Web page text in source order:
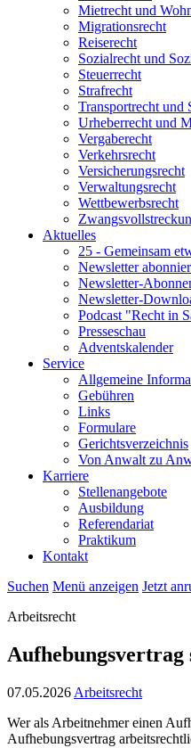
Mietrecht und
Migrationsrecht
Reiserecht
Sozialrecht und
Steuerrecht
Strafrecht
Transportrecht und
Urheberrecht und
Vergaberecht
Verkehrsrecht
Versicherungsrecht
Verwaltungsrecht
Wettbewerbsrecht
Aktuelles
25 - Gemeinsam
Newsletter
Newsletter-
Newsletter-
Podcast "Recht in
Presseschau
Adventskalender
Service
Allgemeine
Gebühren
Links
Formulare
Gerichtsverzeichnis
Von Anwalt zu
Karriere
Stellenangebote
Ausbildung
Referendariat
Praktikum
Kontakt
Suchen Menü anzeigen Jetzt
Arbeitsrecht
07.05.2026 Arbeitsrecht
Wer als Arbeitnehmer einen
Aufhebungsvertrag